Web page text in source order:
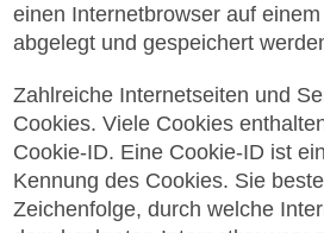
einen Internetbrowser auf
abgelegt und gespeichert
Zahlreiche Internetseiten und
Cookies. Viele Cookies
Cookie-ID. Eine Cookie-ID ist
Kennung des Cookies. Sie
Zeichenfolge, durch welche